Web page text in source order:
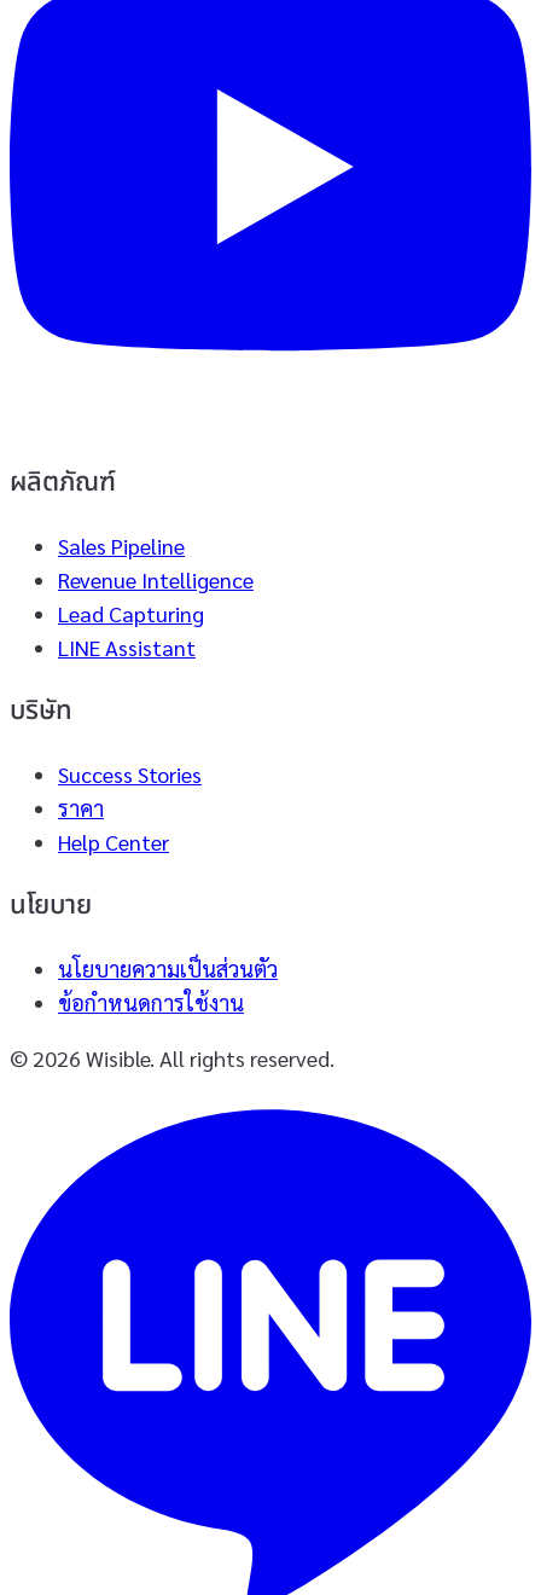
ผลิตภัณฑ์
Sales Pipeline
Revenue Intelligence
Lead Capturing
LINE Assistant
บริษัท
Success Stories
ราคา
Help Center
นโยบาย
นโยบายความเป็นส่วนตัว
ข้อกำหนดการใช้งาน
© 2026 Wisible. All rights reserved.